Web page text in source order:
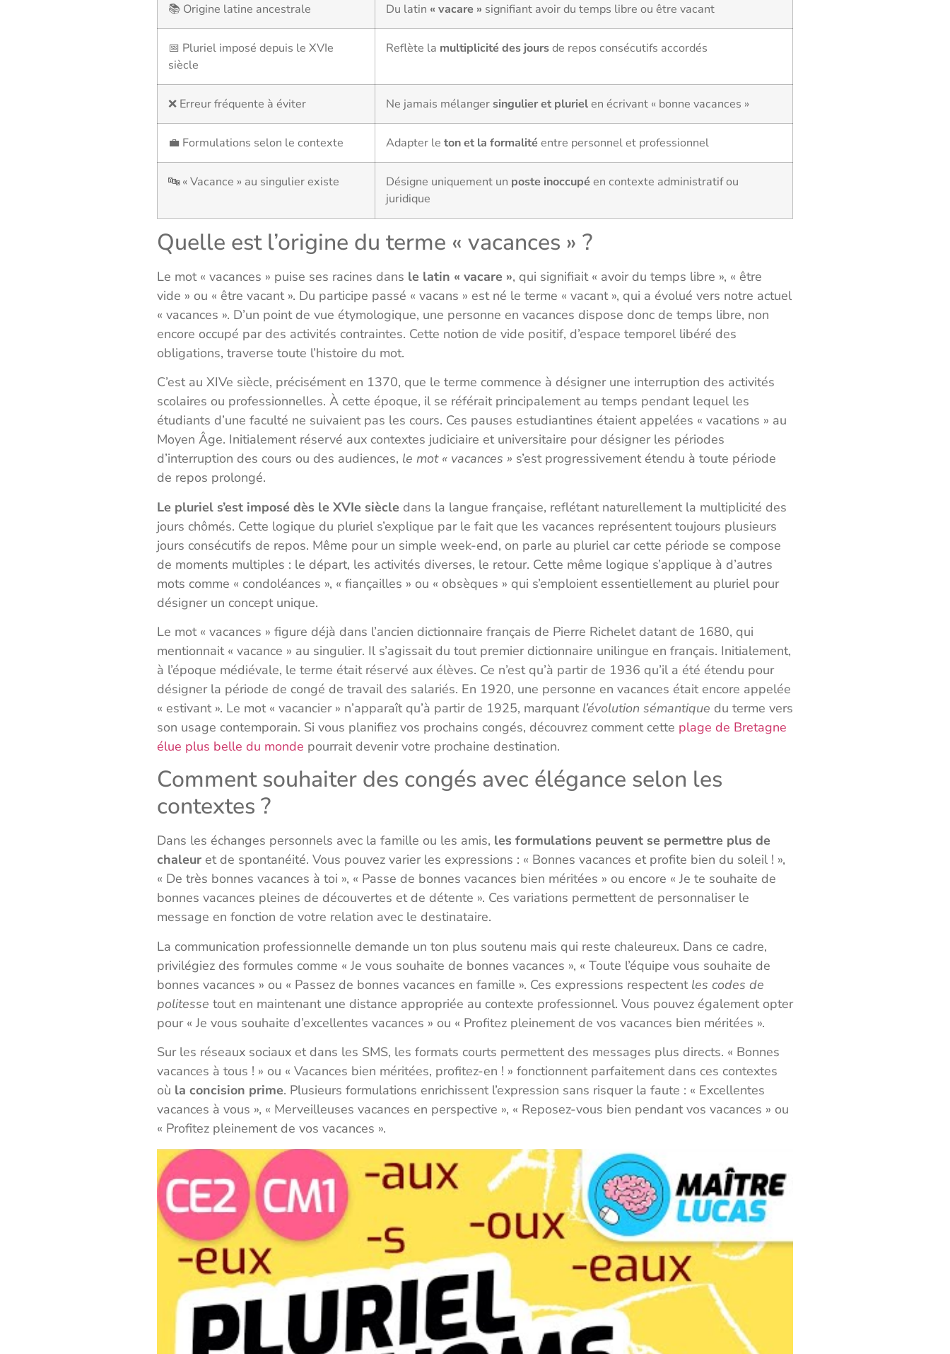
📚 Origine latine ancestrale Du latin « vacare » signifiant avoir du temps libre ou être vacant
📅 Pluriel imposé depuis le XVIe
siècle
Reflète la multiplicité des joursde repos consécutifs accordés
❌ Erreur fréquente à éviter Ne jamais mélanger singulier et plurielen écrivant « bonne vacances »
💼 Formulations selon le contexte Adapter le ton et la formalitéentre personnel et professionnel
🔤 « Vacance » au singulier existe Désigne uniquement un poste inoccupéen contexte administratif ou
juridique
Quelle est l’origine du terme « vacances » ?
Le mot « vacances » puise ses racines dans le latin « vacare », qui signifiait « avoir du temps libre », « être
vide » ou « être vacant ». Du participe passé « vacans » est né le terme « vacant », qui a évolué vers notre actuel
« vacances ». D’un point de vue étymologique, une personne en vacances dispose donc de temps libre, non
encore occupé par des activités contraintes. Cette notion de vide positif, d’espace temporel libéré des
obligations, traverse toute l’histoire du mot.
C’est au XIVe siècle, précisément en 1370, que le terme commence à désigner une interruption des activités
scolaires ou professionnelles. À cette époque, il se référait principalement au temps pendant lequel les
étudiants d’une faculté ne suivaient pas les cours. Ces pauses estudiantines étaient appelées « vacations » au
Moyen Âge. Initialement réservé aux contextes judiciaire et universitaire pour désigner les périodes
d’interruption des cours ou des audiences, le mot « vacances » s’est progressivement étendu à toute période
de repos prolongé.
Le pluriel s’est imposé dès le XVIe siècle dans la langue française, reflétant naturellement la multiplicité des
jours chômés. Cette logique du pluriel s’explique par le fait que les vacances représentent toujours plusieurs
jours consécutifs de repos. Même pour un simple week-end, on parle au pluriel car cette période se compose
de moments multiples : le départ, les activités diverses, le retour. Cette même logique s’applique à d’autres
mots comme « condoléances », « fiançailles » ou « obsèques » qui s’emploient essentiellement au pluriel pour
désigner un concept unique.
Le mot « vacances » figure déjà dans l’ancien dictionnaire français de Pierre Richelet datant de 1680, qui
mentionnait « vacance » au singulier. Il s’agissait du tout premier dictionnaire unilingue en français. Initialement,
à l’époque médiévale, le terme était réservé aux élèves. Ce n’est qu’à partir de 1936 qu’il a été étendu pour
désigner la période de congé de travail des salariés. En 1920, une personne en vacances était encore appelée
« estivant ». Le mot « vacancier » n’apparaît qu’à partir de 1925, marquant l’évolution sémantique du terme vers
son usage contemporain. Si vous planifiez vos prochains congés, découvrez comment cette plage de Bretagne
élue plus belle du monde pourrait devenir votre prochaine destination.
Comment souhaiter des congés avec élégance selon les
contextes ?
Dans les échanges personnels avec la famille ou les amis, les formulations peuvent se permettre plus de
chaleur et de spontanéité. Vous pouvez varier les expressions : « Bonnes vacances et profite bien du soleil ! »,
« De très bonnes vacances à toi », « Passe de bonnes vacances bien méritées » ou encore « Je te souhaite de
bonnes vacances pleines de découvertes et de détente ». Ces variations permettent de personnaliser le
message en fonction de votre relation avec le destinataire.
La communication professionnelle demande un ton plus soutenu mais qui reste chaleureux. Dans ce cadre,
privilégiez des formules comme « Je vous souhaite de bonnes vacances », « Toute l’équipe vous souhaite de
bonnes vacances » ou « Passez de bonnes vacances en famille ». Ces expressions respectent les codes de
politesse tout en maintenant une distance appropriée au contexte professionnel. Vous pouvez également opter
pour « Je vous souhaite d’excellentes vacances » ou « Profitez pleinement de vos vacances bien méritées ».
Sur les réseaux sociaux et dans les SMS, les formats courts permettent des messages plus directs. « Bonnes
vacances à tous ! » ou « Vacances bien méritées, profitez-en ! » fonctionnent parfaitement dans ces contextes
où la concision prime. Plusieurs formulations enrichissent l’expression sans risquer la faute : « Excellentes
vacances à vous », « Merveilleuses vacances en perspective », « Reposez-vous bien pendant vos vacances » ou
« Profitez pleinement de vos vacances ».